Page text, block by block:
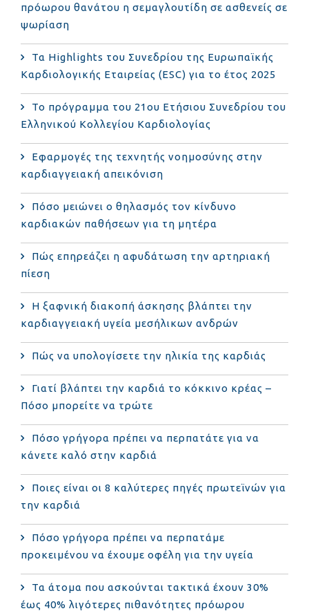
πρόωρου θανάτου η σεμαγλουτίδη σε ασθενείς σε
ψωρίαση
Τα Highlights του Συνεδρίου της Ευρωπαϊκής
Καρδιολογικής Εταιρείας (ESC) για το έτος 2025
Το πρόγραμμα του 21ου Ετήσιου Συνεδρίου του
Ελληνικού Κολλεγίου Καρδιολογίας
Εφαρμογές της τεχνητής νοημοσύνης στην
καρδιαγγειακή απεικόνιση
Πόσο μειώνει ο θηλασμός τον κίνδυνο
καρδιακών παθήσεων για τη μητέρα
Πώς επηρεάζει η αφυδάτωση την αρτηριακή
πίεση
Η ξαφνική διακοπή άσκησης βλάπτει την
καρδιαγγειακή υγεία μεσήλικων ανδρών
Πώς να υπολογίσετε την ηλικία της καρδιάς
Γιατί βλάπτει την καρδιά το κόκκινο κρέας –
Πόσο μπορείτε να τρώτε
Πόσο γρήγορα πρέπει να περπατάτε για να
κάνετε καλό στην καρδιά
Ποιες είναι οι 8 καλύτερες πηγές πρωτεϊνών για
την καρδιά
Πόσο γρήγορα πρέπει να περπατάμε
προκειμένου να έχουμε οφέλη για την υγεία
Τα άτομα που ασκούνται τακτικά έχουν 30%
έως 40% λιγότερες πιθανότητες πρόωρου